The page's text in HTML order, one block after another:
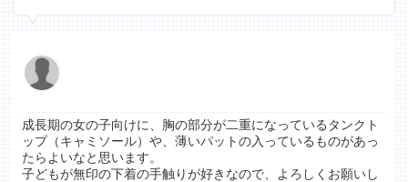
成長期の女の子向けに、胸の部分が二重になっているタンクト
ップ（キャミソール）や、薄いパットの入っているものがあっ
たらよいなと思います。
子どもが無印の下着の手触りが好きなので、よろしくお願いし